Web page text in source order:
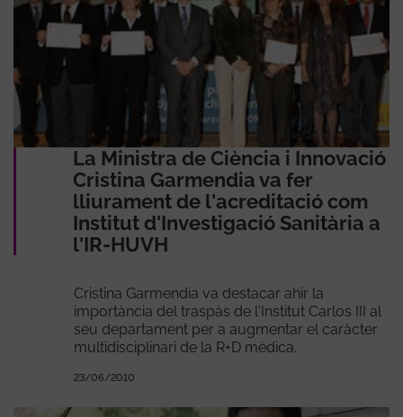
La Ministra de Ciència i Innovació
Cristina Garmendia va fer
lliurament de l'acreditació com
Institut d'Investigació Sanitària a
l'IR-HUVH
Cristina Garmendia va destacar ahir la
importància del traspàs de l'Institut Carlos III al
seu departament per a augmentar el caràcter
multidisciplinari de la R+D mèdica.
23/06/2010